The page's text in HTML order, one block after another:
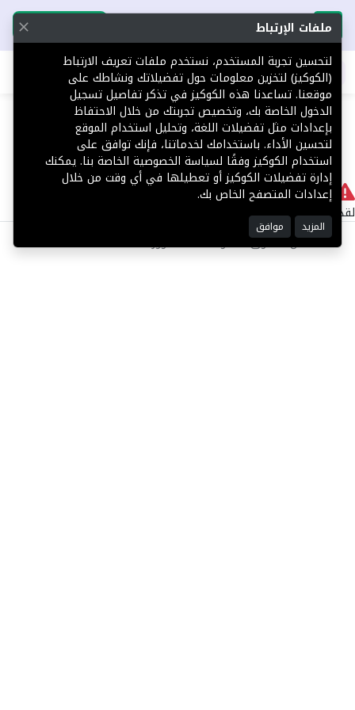
تحميل التطبيق تحميل التطبيق
اطلب عقارك
404 لا يوجد
لقد حدث خطأ داخلي أثناء معالجة طلبك.
©2025 كل الحقوق محفوظة منصة توور
ملفات الإرتباط
لتحسين تجربة المستخدم، نستخدم ملفات تعريف الارتباط
(الكوكيز) لتخزين معلومات حول تفضيلاتك ونشاطك على
موقعنا. تساعدنا هذه الكوكيز في تذكر تفاصيل تسجيل
الدخول الخاصة بك، وتخصيص تجربتك من خلال الاحتفاظ
بإعدادات مثل تفضيلات اللغة، وتحليل استخدام الموقع
لتحسين الأداء. باستخدامك لخدماتنا، فإنك توافق على
استخدام الكوكيز وفقًا لسياسة الخصوصية الخاصة بنا. يمكنك
إدارة تفضيلات الكوكيز أو تعطيلها في أي وقت من خلال
إعدادات المتصفح الخاص بك.
المزيد موافق